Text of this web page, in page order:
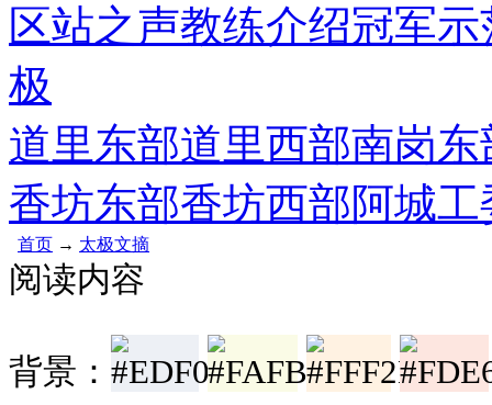
区站之声教练介绍冠军示
极
道里东部道里西部南岗东
香坊东部香坊西部阿城工
首页 → 太极文摘
阅读内容
背景：